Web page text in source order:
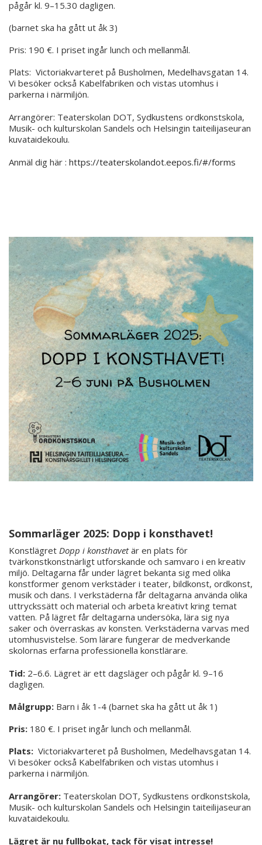
pågår kl. 9–15.30 dagligen.
(barnet ska ha gått ut åk 3)
Pris: 190 €. I priset ingår lunch och mellanmål.
Plats: Victoriakvarteret på Busholmen, Medelhavsgatan 14.
Vi besöker också Kabelfabriken och vistas utomhus i
parkerna i närmiljön.
Arrangörer: Teaterskolan DOT, Sydkustens ordkonstskola,
Musik- och kulturskolan Sandels och Helsingin taiteilijaseuran
kuvataidekoulu.
Anmäl dig här : https://teaterskolandot.eepos.fi/#/forms
Sommarläger 2025: Dopp i konsthavet!
Konstlägret Dopp i konsthavetär en plats för
tvärkonstkonstnärligt utforskande och samvaro i en kreativ
miljö. Deltagarna får under lägret bekanta sig med olika
konstformer genom verkstäder i teater, bildkonst, ordkonst,
musik och dans. I verkstäderna får deltagarna använda olika
uttryckssätt och material och arbeta kreativt kring temat
vatten. På lägret får deltagarna undersöka, lära sig nya
saker och överraskas av konsten. Verkstäderna varvas med
utomhusvistelse. Som lärare fungerar de medverkande
skolornas erfarna professionella konstlärare.
Tid: 2–6.6. Lägret är ett dagsläger och pågår kl. 9–16
dagligen.
Målgrupp: Barn i åk 1-4 (barnet ska ha gått ut åk 1)
Pris: 180 €. I priset ingår lunch och mellanmål.
Plats: Victoriakvarteret på Busholmen, Medelhavsgatan 14.
Vi besöker också Kabelfabriken och vistas utomhus i
parkerna i närmiljön.
Arrangörer: Teaterskolan DOT, Sydkustens ordkonstskola,
Musik- och kulturskolan Sandels och Helsingin taiteilijaseuran
kuvataidekoulu.
Lägret är nu fullbokat, tack för visat intresse!